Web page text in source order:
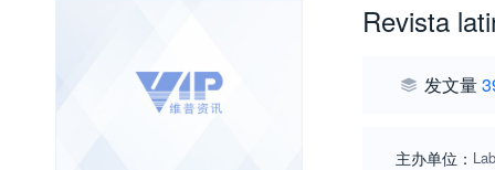
Revista
发文量
主办单位：